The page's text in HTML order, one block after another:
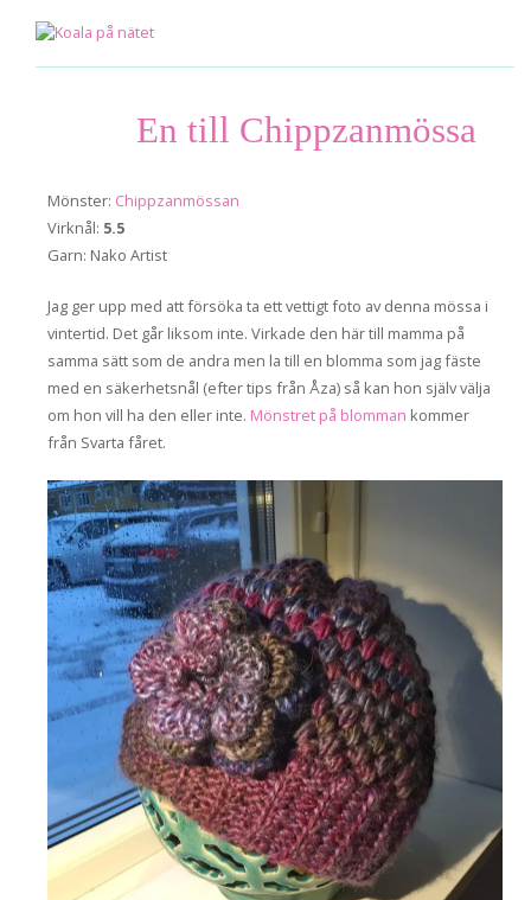
En till Chippzanmössa
Mönster: Chippzanmössan
Virknål: 5.5
Garn: Nako Artist
Jag ger upp med att försöka ta ett vettigt foto av denna mössa i
vintertid. Det går liksom inte. Virkade den här till mamma på
samma sätt som de andra men la till en blomma som jag fäste
med en säkerhetsnål (efter tips från Åza) så kan hon själv välja
om hon vill ha den eller inte. Mönstret på blomman kommer
från Svarta fåret.